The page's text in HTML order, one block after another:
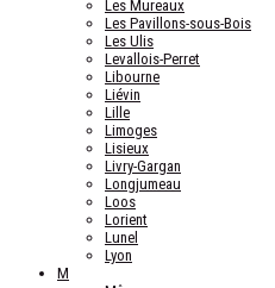
Les Mureaux
Les Pavillons-sous-Bois
Les Ulis
Levallois-Perret
Libourne
Liévin
Lille
Limoges
Lisieux
Livry-Gargan
Longjumeau
Loos
Lorient
Lunel
Lyon
M